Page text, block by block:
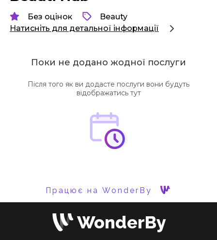
Без оцінок
Beauty
Натисніть для детальної інформації
Поки не додано жодної послуги
Після того як ви додасте послуги вони будуть
відображатись тут
Працює на WonderBy
WonderBy